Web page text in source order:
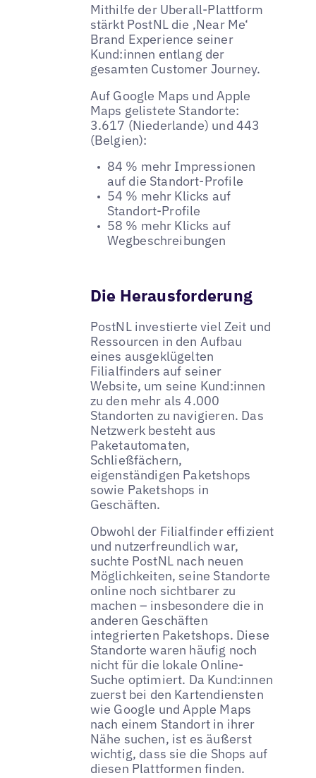
Mithilfe der Uberall-Plattform
stärkt PostNL die ‚Near Me‘
Brand Experience seiner
Kund:innen entlang der
gesamten Customer Journey.
Auf Google Maps und Apple
Maps gelistete Standorte:
3.617 (Niederlande) und 443
(Belgien):
84 % mehr Impressionen
auf die Standort-Profile
54 % mehr Klicks auf
Standort-Profile
58 % mehr Klicks auf
Wegbeschreibungen
Die Herausforderung
PostNL investierte viel Zeit und
Ressourcen in den Aufbau
eines ausgeklügelten
Filialfinders auf seiner
Website, um seine Kund:innen
zu den mehr als 4.000
Standorten zu navigieren. Das
Netzwerk besteht aus
Paketautomaten,
Schließfächern,
eigenständigen Paketshops
sowie Paketshops in
Geschäften.
Obwohl der Filialfinder effizient
und nutzerfreundlich war,
suchte PostNL nach neuen
Möglichkeiten, seine Standorte
online noch sichtbarer zu
machen – insbesondere die in
anderen Geschäften
integrierten Paketshops. Diese
Standorte waren häufig noch
nicht für die lokale Online-
Suche optimiert. Da Kund:innen
zuerst bei den Kartendiensten
wie Google und Apple Maps
nach einem Standort in ihrer
Nähe suchen, ist es äußerst
wichtig, dass sie die Shops auf
diesen Plattformen finden.